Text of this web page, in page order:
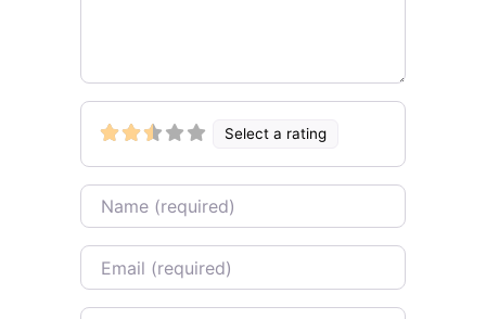
Select a rating
Name
Email
Website